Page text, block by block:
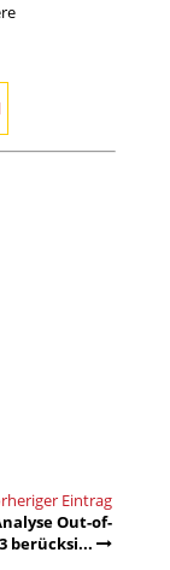
Eintrag
Out-of-
berücksi...